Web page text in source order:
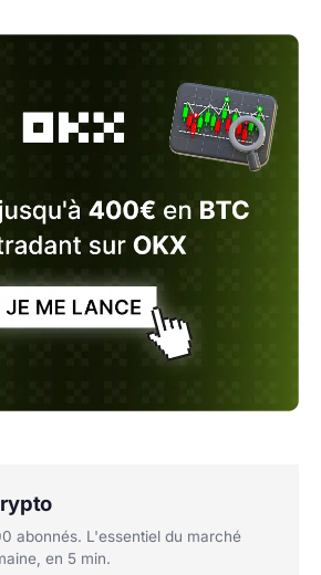
abonnés. L'essentiel du marché
en 5 min.